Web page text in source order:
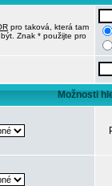
pro taková, která tam
Znak * použijte pro
Možnosti